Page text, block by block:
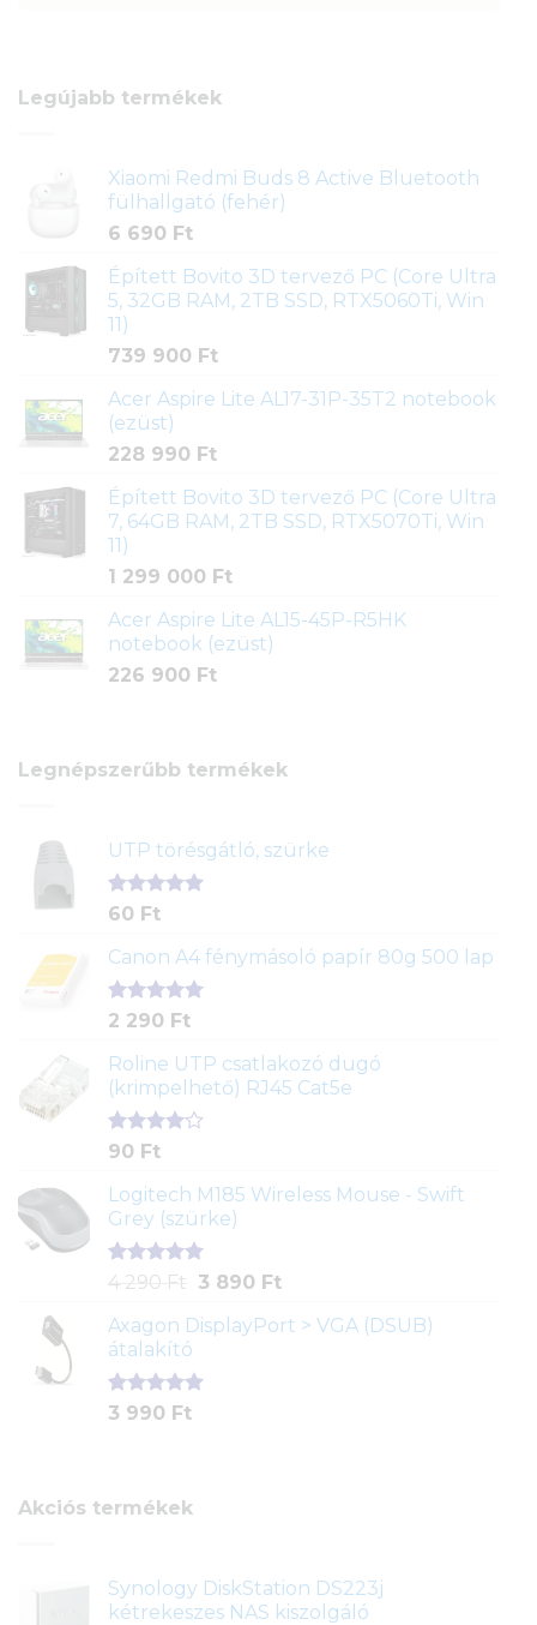
Legújabb termékek
Xiaomi Redmi Buds 8 Active Bluetooth
fülhallgató (fehér)
6 690 Ft
Épített Bovito 3D tervező PC (Core Ultra
5, 32GB RAM, 2TB SSD, RTX5060Ti, Win
11)
739 900 Ft
Acer Aspire Lite AL17-31P-35T2 notebook
(ezüst)
228 990 Ft
Épített Bovito 3D tervező PC (Core Ultra
7, 64GB RAM, 2TB SSD, RTX5070Ti, Win
11)
1 299 000 Ft
Acer Aspire Lite AL15-45P-R5HK
notebook (ezüst)
226 900 Ft
Legnépszerűbb termékek
UTP törésgátló, szürke
Értékelés
ből,
1
értékelés
alapján
60 Ft
Canon A4 fénymásoló papír 80g 500 lap
Értékelés
ből,
2
értékelés
alapján
2 290 Ft
Roline UTP csatlakozó dugó
(krimpelhető) RJ45 Cat5e
Értékelés
5-ből,
2
értékelés
alapján
90 Ft
Logitech M185 Wireless Mouse - Swift
Grey (szürke)
Értékelés
ből,
1
értékelés
alapján
4 290 Ft
Original
was:
290 Ft.
3 890 FtCurrent
is:
Axagon DisplayPort > VGA (DSUB)
átalakító
Értékelés
1
3 990 Ft
Akciós termékek
Synology DiskStation DS223j
kétrekeszes NAS kiszolgáló